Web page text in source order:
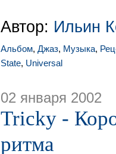
Автор: Ильин
Альбом, Джаз, Музыка,
State, Universal
02 января 2002
Tricky -
ритма